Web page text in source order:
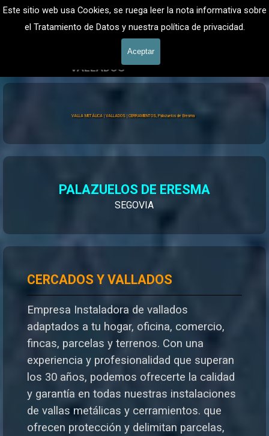
Este sitio web usa Cookies, se ruega leer la nota informativa sobre
el Tratamiento de Datos y nuestra política de privacidad.
Aceptar
Vaya al ContenidoVALLADOS METALICOS MADRID - VALLADO DE FINCAS
Valla Hercules, Vallado de fincas
VALLADOSValla Hércules
Vallados Jardín
VALLA METÁLICA | VALLADOS | CERRAMIENTOS, Palazuelos de Eresma
PALAZUELOS DE ERESMA
SEGOVIA
CERCADOS Y VALLADOS
Empresa Instaladora de vallados
adaptados a tu hogar, oficina, comercio,
fincas, parcelas y terrenos. Con una
experiencia y profesionalidad que superan
los 30 años, podemos ofrecerte la calidad
y garantía en todas nuestras instalaciones
de vallas metálicas y cerramientos. que
ofrecen protección y delimitan parcelas,